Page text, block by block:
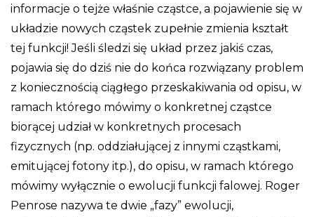
informacje o tejże właśnie cząstce, a pojawienie się w
układzie nowych cząstek zupełnie zmienia kształt
tej funkcji! Jeśli śledzi się układ przez jakiś czas,
pojawia się do dziś nie do końca rozwiązany problem
z koniecznością ciągłego przeskakiwania od opisu, w
ramach którego mówimy o konkretnej cząstce
biorącej udział w konkretnych procesach
fizycznych (np. oddziałującej z innymi cząstkami,
emitującej fotony itp.), do opisu, w ramach którego
mówimy wyłącznie o ewolucji funkcji falowej. Roger
Penrose nazywa te dwie „fazy” ewolucji,